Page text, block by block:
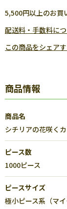
5,500円以上のお買
配送料・手数料に
この商品をシェア
商品情報
商品名
シチリアの花咲く
ピース数
1000ピース
ピースサイズ
極小ピース系（マイ